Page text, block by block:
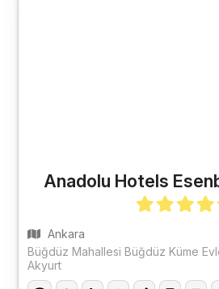
Anadolu Hotels
Ankara
Büğdüz Mahallesi Büğdüz Küme
Akyurt